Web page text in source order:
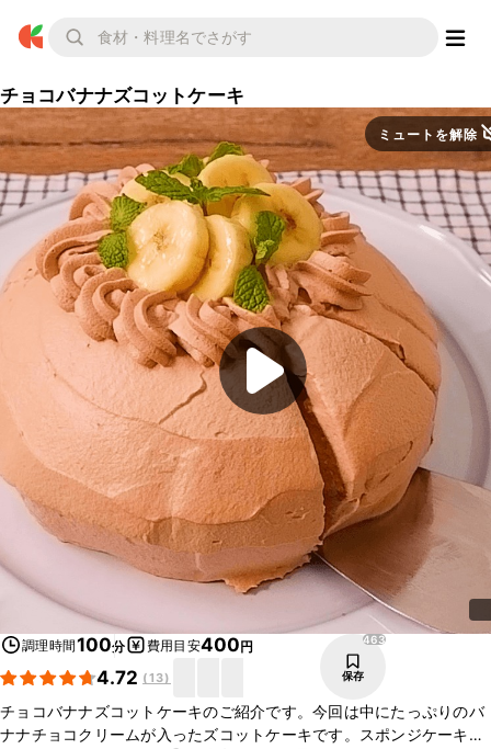
チョコバナナズコットケーキ
ミュートを解除
調理時間100分 費用目安400円
4.72 (13)
463
保存
チョコバナナズコットケーキのご紹介です。今回は中にたっぷりのバ
ナナチョコクリームが入ったズコットケーキです。スポンジケーキは